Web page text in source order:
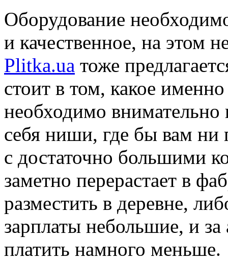
Оборудование
и качественное, на этом
Plitka.ua тоже
стоит в том, какое
необходимо
себя ниши, где бы вам ни
с достаточно большими
заметно перерастает в
разместить в деревне,
зарплаты небольшие, и
платить намного меньше.